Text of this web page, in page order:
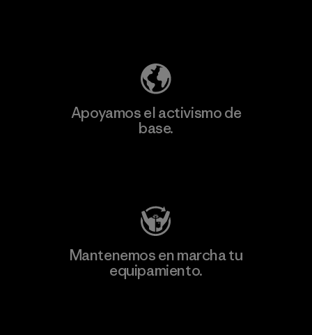
Apoyamos el activismo de
base.
Mantenemos en marcha tu
equipamiento.